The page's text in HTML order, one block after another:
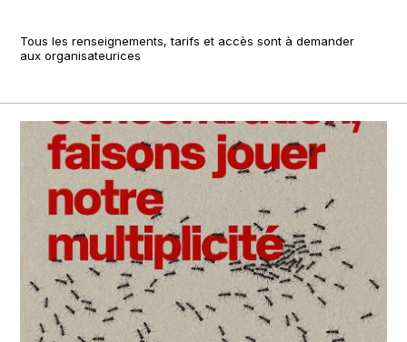
Tous les renseignements, tarifs et accès sont à demander
aux organisateurices